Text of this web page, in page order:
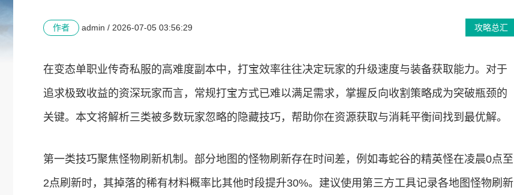
攻略总汇
作者 admin / 2026-07-05 03:56:29
在变态单职业传奇私服的高难度副本中，打宝效率往往决定玩家的升级速度与装备获取能力。对于
追求极致收益的资深玩家而言，常规打宝方式已难以满足需求，掌握反向收割策略成为突破瓶颈的
关键。本文将解析三类被多数玩家忽略的隐藏技巧，帮助你在资源获取与消耗平衡间找到最优解。
第一类技巧聚焦怪物刷新机制。部分地图的怪物刷新存在时间差，例如毒蛇谷的精英怪在凌晨0点至
2点刷新时，其掉落的稀有材料概率比其他时段提升30%。建议使用第三方工具记录各地图怪物刷新